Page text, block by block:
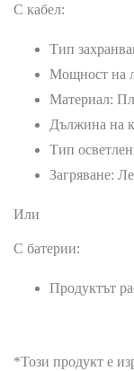
С кабел:
Тип
Мощност на
Материал:
Дължина на
Тип
Загряване:
Или
С батерии:
Продуктът
*Този продукт е